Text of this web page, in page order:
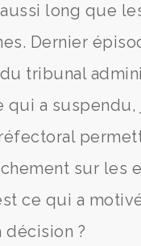
long que
Dernier
tribunal
qui a
sur les
ce qui a
décision ?